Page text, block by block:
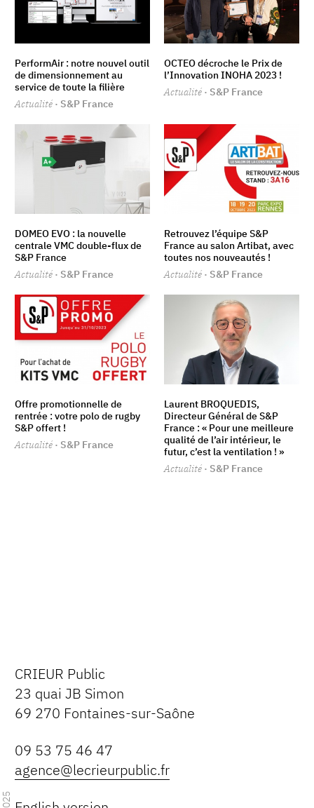
2025
PerformAir : notre nouvel outil
de dimensionnement au
service de toute la filière
Actualité · S&P France
OCTEO décroche le Prix de
l’Innovation INOHA 2023 !
Actualité · S&P France
DOMEO EVO : la nouvelle
centrale VMC double-flux de
S&P France
Actualité · S&P France
Retrouvez l’équipe S&P
France au salon Artibat, avec
toutes nos nouveautés !
Actualité · S&P France
Offre promotionnelle de
rentrée : votre polo de rugby
S&P offert !
Actualité · S&P France
Laurent BROQUEDIS,
Directeur Général de S&P
France : « Pour une meilleure
qualité de l’air intérieur, le
futur, c’est la ventilation ! »
Actualité · S&P France
CRIEUR Public
23 quai JB Simon
69 270 Fontaines-sur-Saône
09 53 75 46 47
agence@lecrieurpublic.fr